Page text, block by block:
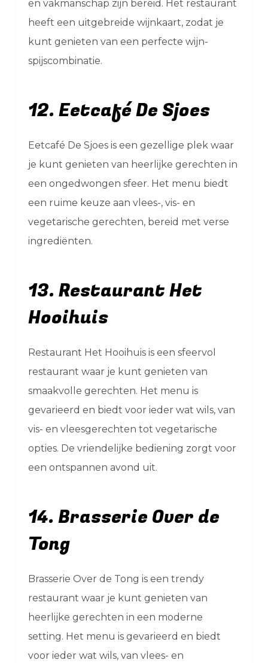
en vakmanschap zijn bereid. Het restaurant
heeft een uitgebreide wijnkaart, zodat je
kunt genieten van een perfecte wijn-
spijscombinatie.
12. Eetcafé De Sjoes
Eetcafé De Sjoes is een gezellige plek waar
je kunt genieten van heerlijke gerechten in
een ongedwongen sfeer. Het menu biedt
een ruime keuze aan vlees-, vis- en
vegetarische gerechten, bereid met verse
ingrediënten.
13. Restaurant Het
Hooihuis
Restaurant Het Hooihuis is een sfeervol
restaurant waar je kunt genieten van
smaakvolle gerechten. Het menu is
gevarieerd en biedt voor ieder wat wils, van
vis- en vleesgerechten tot vegetarische
opties. De vriendelijke bediening zorgt voor
een ontspannen avond uit.
14. Brasserie Over de
Tong
Brasserie Over de Tong is een trendy
restaurant waar je kunt genieten van
heerlijke gerechten in een moderne
setting. Het menu is gevarieerd en biedt
voor ieder wat wils, van vlees- en